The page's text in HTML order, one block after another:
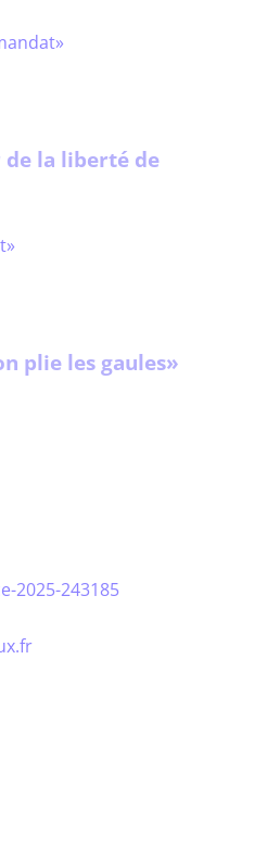
de la liberté de
plie les gaules»
2025-243185